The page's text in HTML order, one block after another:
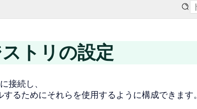
トリの設定
接続し、
るためにそれらを使用するように構成できます。